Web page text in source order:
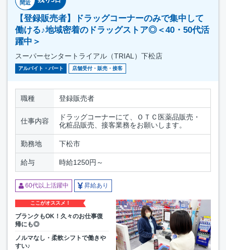
間近
【登録販売者】ドラッグコーナーのみで集中して
働ける♪地域密着のドラッグストア◎＜40・50代活
躍中＞
スーパーセンタートライアル（TRIAL）下松店
アルバイト・パート 店舗受付・販売・接客
職種 登録販売者
仕事内容
ドラッグコーナーにて、ＯＴＣ医薬品販売・
化粧品販売、接客業務をお願いします。
勤務地 下松市
給与 時給1250円～
60代以上活躍中 昇給あり
ここがオススメ！
ブランクもOK！久々のお仕事復
帰にも◎
ノルマなし・柔軟シフトで働きや
すい♪